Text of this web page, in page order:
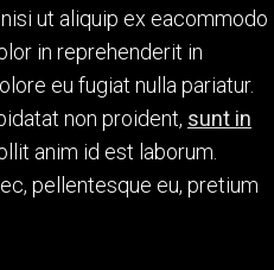
ut aliquip ex eacommodo
in reprehenderit in
eu fugiat nulla pariatur.
non proident, sunt in
anim id est laborum.
pellentesque eu, pretium